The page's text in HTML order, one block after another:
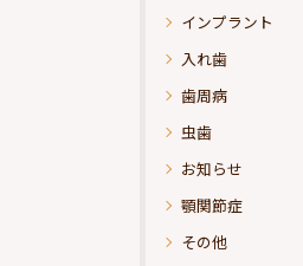
インプラント
入れ歯
歯周病
虫歯
お知らせ
顎関節症
その他